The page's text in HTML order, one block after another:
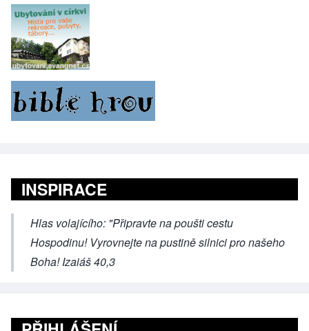
INSPIRACE
Hlas volajícího: "Připravte na poušti cestu
Hospodinu! Vyrovnejte na pustině silnici pro našeho
Boha! Izaiáš 40,3